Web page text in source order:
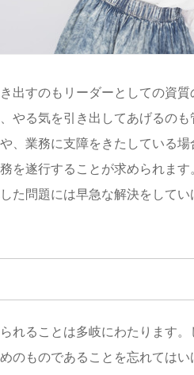
出すのもリーダーとしての資
やる気を引き出してあげるの
、業務に支障をきたしている
を遂行することが求められま
た問題には早急な解決をして
れることは多岐にわたります
のものであることを忘れては